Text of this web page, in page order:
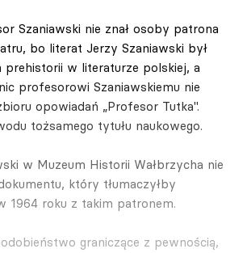
Szaniawski nie znał osoby patrona
bo literat Jerzy Szaniawski był
prehistorii w literaturze polskiej, a
profesorowi Szaniawskiemu nie
opowiadań „Profesor Tutka".
tożsamego tytułu naukowego.
w Muzeum Historii Wałbrzycha nie
który tłumaczyłby
1964 roku z takim patronem.
graniczące z pewnością,